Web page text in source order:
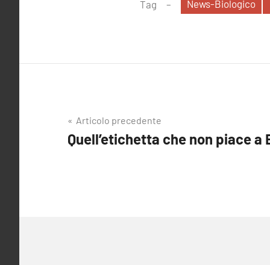
Tag News-Biologico
Navigazione
articoli
Articolo precedente
Quell’etichetta che non piace a